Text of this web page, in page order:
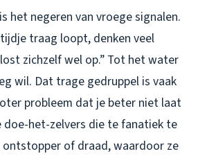
het negeren van vroege signalen.
traag loopt, denken veel
zichzelf wel op.” Tot het water
wil. Dat trage gedruppel is vaak
probleem dat je beter niet laat
doe-het-zelvers die te fanatiek te
of draad, waardoor ze